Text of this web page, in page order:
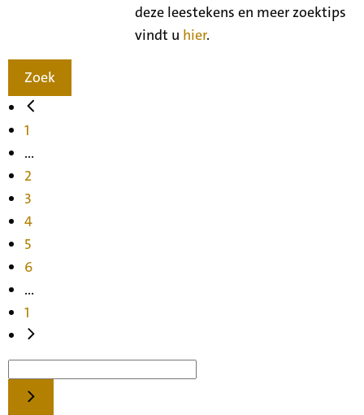
deze leestekens en meer zoektips
vindt u hier.
Zoek
1
...
2
3
4
5
6
...
1